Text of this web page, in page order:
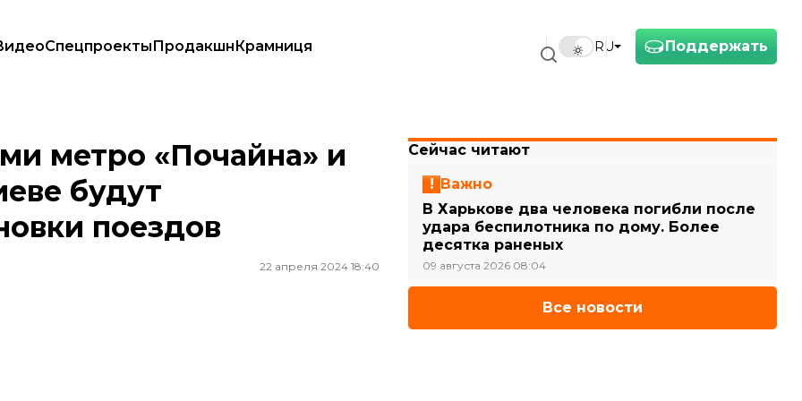
Поддержать
RU
СпецпроектыПродакшнКрамниця
метро «Почайна» и
будут
поездов
22 апреля 2024 18:40
Сейчас читают
Важно
В Харькове два человека погибли после
удара беспилотника по дому. Более
десятка раненых
09 августа 2026 08:04
Все новости